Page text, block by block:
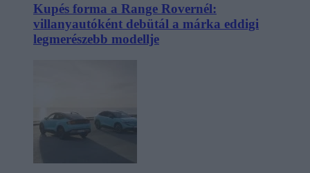
Kupés forma a Range Rovernél:
villanyautóként debütál a márka eddigi
legmerészebb modellje